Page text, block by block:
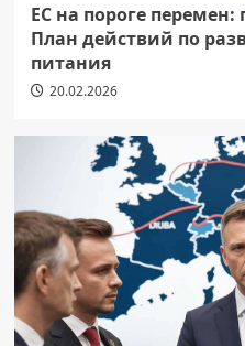
ЕС на пороге
План действий по
питания
20.02.2026